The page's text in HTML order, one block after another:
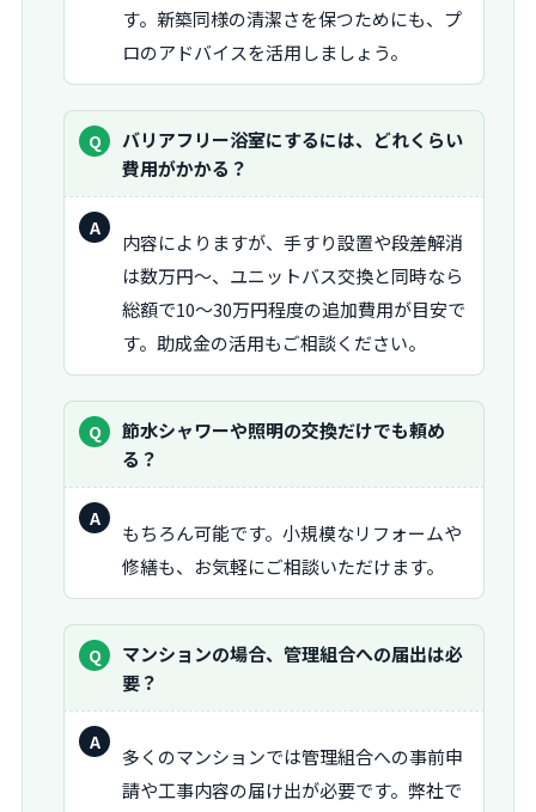
す。新築同様の清潔さを保つためにも、プ
ロのアドバイスを活用しましょう。
質
問：
バリアフリー浴室にするには、どれくらい
費用がかかる？
答：
内容によりますが、手すり設置や段差解消
は数万円〜、ユニットバス交換と同時なら
総額で10〜30万円程度の追加費用が目安で
す。助成金の活用もご相談ください。
質
問：
節水シャワーや照明の交換だけでも頼め
る？
答：
もちろん可能です。小規模なリフォームや
修繕も、お気軽にご相談いただけます。
質
問：
マンションの場合、管理組合への届出は必
要？
答：
多くのマンションでは管理組合への事前申
請や工事内容の届け出が必要です。弊社で